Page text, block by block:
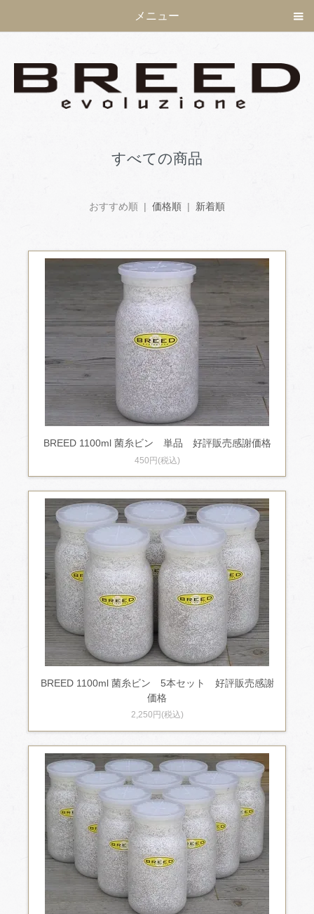
メニュー
すべての商品
おすすめ順 | 価格順 | 新着順
BREED 1100ml 菌糸ビン 単品 好評販売感謝価格
450円(税込)
BREED 1100ml 菌糸ビン 5本セット 好評販売感謝
価格
2,250円(税込)